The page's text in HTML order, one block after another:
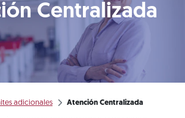
Centralizada
adicionales Atención Centralizada